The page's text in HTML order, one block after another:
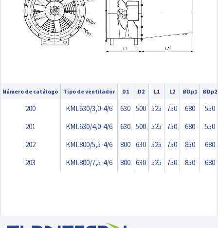
Número de catálogo Tipo de ventilador D1 D2 L1 L2 ØDp1 ØDp2
200 KML630/3,0-4/6 630 500 525 750 680
550
201
KML630/4,0-4/6 630 500 525 750 680
550
202
KML800/5,5-4/6 800 630 525 750 850
680
203
KML800/7,5-4/6 800 630 525 750 850 680